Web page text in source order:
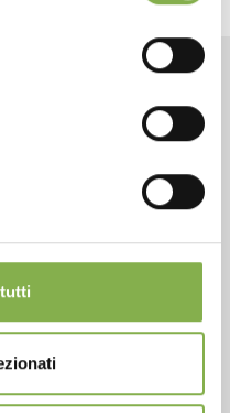
to friday
5920